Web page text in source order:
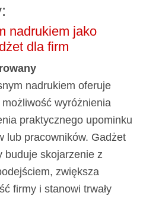
nadrukiem jako
dla firm
nadrukiem oferuje
wyróżnienia
praktycznego upominku
lub pracowników. Gadżet
buduje skojarzenie z
zwiększa
firmy i stanowi trwały